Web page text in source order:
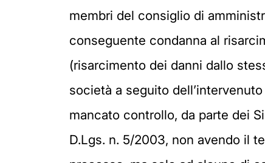
membri del consiglio di
conseguente condanna al
(risarcimento dei danni dallo
società a seguito
mancato controllo, da parte dei
D.Lgs. n. 5/2003, non avendo il